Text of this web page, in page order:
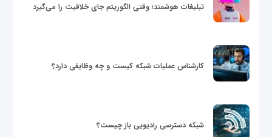
تبلیغات هوشمند؛ وقتی الگوریتم جای خلاقیت را می‌گیرد
کارشناس عملیات شبکه کیست و چه وظایفی دارد؟
شبکه دسترسی رادیویی باز چیست؟